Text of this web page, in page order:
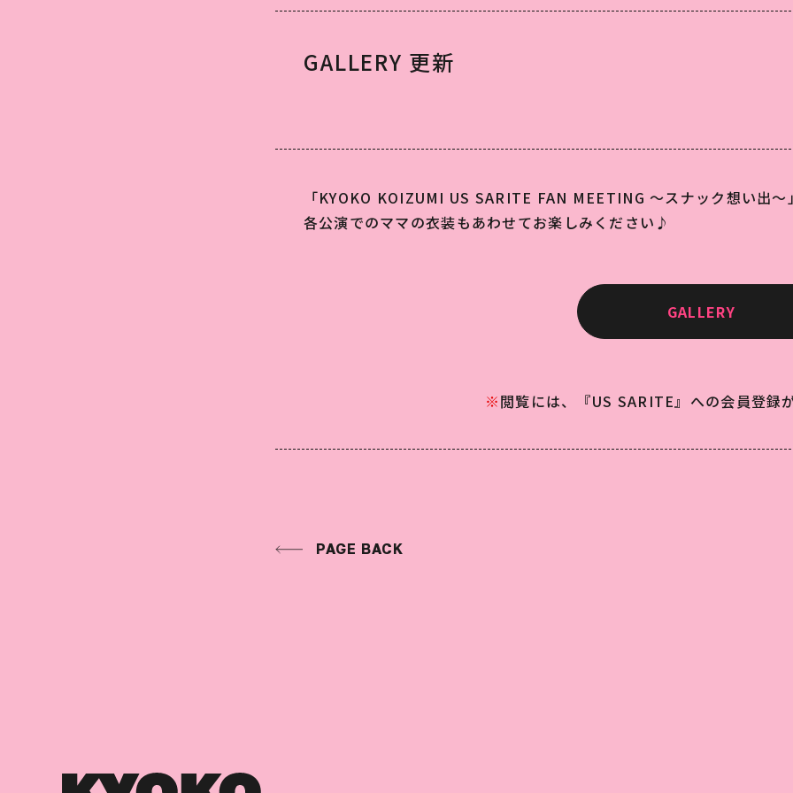
GALLERY 更新
「KYOKO KOIZUMI US SARITE FAN MEETING ～スナック想い出
各公演でのママの衣装もあわせてお楽しみください♪
GALLERY
※閲覧には、『US SARITE』への会員登録
PAGE BACK